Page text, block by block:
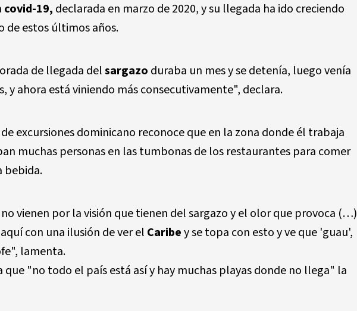
covid-19, declarada en marzo de 2020, y su llegada ha ido creciendo
de estos últimos años.
de llegada delsargazo duraba un mes y se detenía, luego venía
y ahora está viniendo más consecutivamente", declara.
excursiones dominicano reconoce que en la zona donde él trabaja
muchas personas en las tumbonas de los restaurantes para comer
bebida.
vienen por la visión que tienen del sargazo y el olor que provoca (…)
con una ilusión de ver el Caribey se topa con esto y ve que 'guau',
lamenta.
que "no todo el país está así y hay muchas playas donde no llega" la